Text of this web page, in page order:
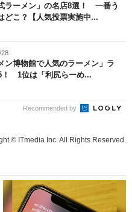
ラーメン」の名店8選！ 一番う
どこ？【人気投票実施中...
28
ン博物館で人気のラーメン」ラ
！ 1位は「利尻らーめ...
Recommended by
© ITmedia Inc. All Rights Reserved.